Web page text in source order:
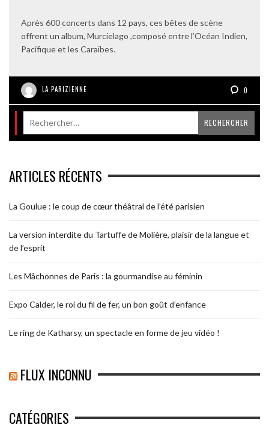
Après 600 concerts dans 12 pays, ces bêtes de scène
offrent un album, Murcielago ,composé entre l’Océan Indien,
Pacifique et les Caraïbes.
LA PARIZIENNE 0
ARTICLES RÉCENTS
La Goulue : le coup de cœur théâtral de l’été parisien
La version interdite du Tartuffe de Molière, plaisir de la langue et
de l’esprit
Les Mâchonnes de Paris : la gourmandise au féminin
Expo Calder, le roi du fil de fer, un bon goût d’enfance
Le ring de Katharsy, un spectacle en forme de jeu vidéo !
FLUX INCONNU
CATÉGORIES